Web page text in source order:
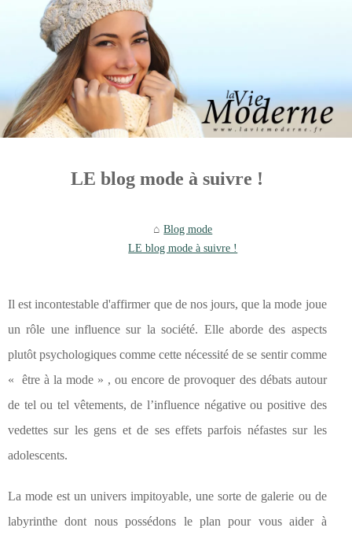
LE blog mode à suivre !
Blog mode
LE blog mode à suivre !
Il est incontestable d'affirmer que de nos jours, que la mode joue
un rôle une influence sur la société. Elle aborde des aspects
plutôt psychologiques comme cette nécessité de se sentir comme
« être à la mode » , ou encore de provoquer des débats autour
de tel ou tel vêtements, de l’influence négative ou positive des
vedettes sur les gens et de ses effets parfois néfastes sur les
adolescents.
La mode est un univers impitoyable, une sorte de galerie ou de
labyrinthe dont nous possédons le plan pour vous aider à